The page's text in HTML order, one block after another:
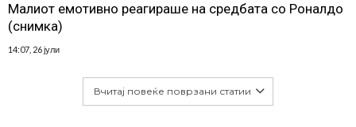
Малиот емотивно реагираше на средбата со Роналдо
(снимка)
14:07, 26 јули
Вчитај повеќе поврзани статии